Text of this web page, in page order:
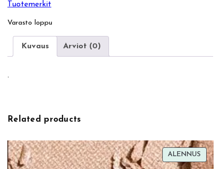
Tuotemerkit
Varasto loppu
Kuvaus Arviot (0)
.
Related products
ALENNUS